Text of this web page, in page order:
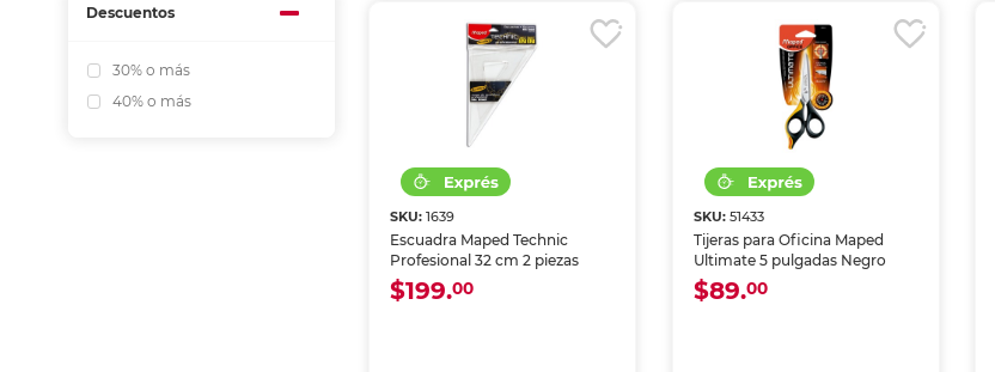
Descuentos
30% o más
40% o más
SKU:1639
Escuadra Maped Technic
Profesional 32 cm 2 piezas
$199.00
SKU: 51433
Tijeras para Oficina Maped
Ultimate 5 pulgadas Negro
$89.00